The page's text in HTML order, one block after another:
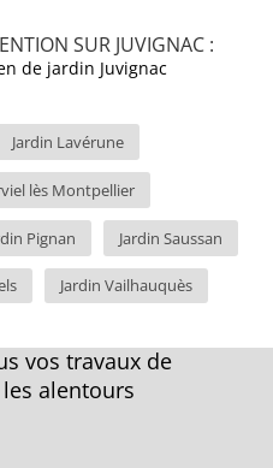
SUR JUVIGNAC :
Jardin Lavérune
lès Montpellier
Pignan Jardin Saussan
Jardin Vailhauquès
vos travaux de
alentours